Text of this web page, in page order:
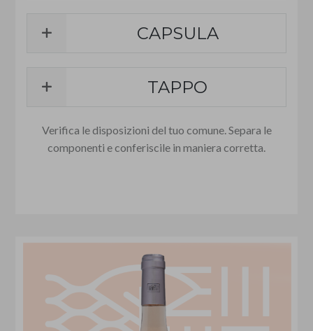
CAPSULA
TAPPO
Verifica le disposizioni del tuo comune. Separa le
componenti e conferiscile in maniera corretta.